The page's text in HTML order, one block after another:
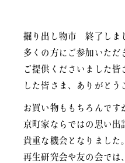
掘り出し物市 終了しま
多くの方にご参加いただ
ご提供くださいました皆
した皆さま、ありがとう
お買い物ももちろんです
京町家ならではの思い出
貴重な機会となりました。
再生研究会や友の会では